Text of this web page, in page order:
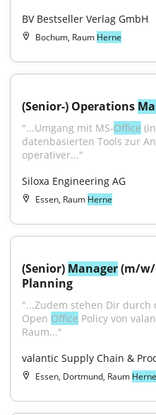
BV Bestseller Verlag GmbH
Bochum, Raum Herne
(Senior-) Operations
"...Umgang mit MS-Office
datenbasierten Tools zur
operativer..."
Siloxa Engineering AG
Essen, Raum Herne
(Senior) Manager (m/w/
Planning
"...Zudem stehen Dir
Open Office Policy von
Raum..."
valantic Supply Chain &
Essen, Dortmund, Raum Herne